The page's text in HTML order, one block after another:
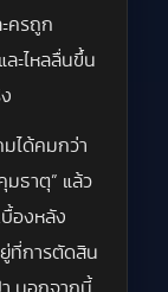
ครถูก
ะไหลลื่นขึ้น
มได้คมกว่า
มธาตุ” แล้ว
บื้องหลัง
ที่การตัดสิน